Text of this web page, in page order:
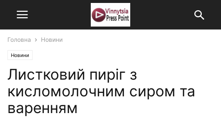
Головна Новини
Новини
Листковий пиріг з
кисломолочним сиром та
варенням